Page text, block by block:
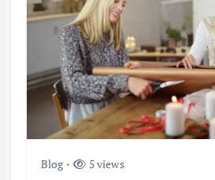
e
r
B
e
Blog 5 views